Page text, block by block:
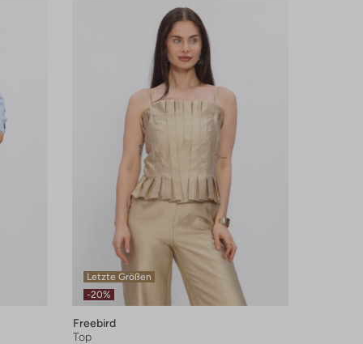
Letzte Größen
-20%
Freebird
Top